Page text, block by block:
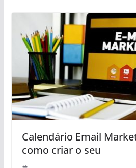
Calendário Email
como criar o seu